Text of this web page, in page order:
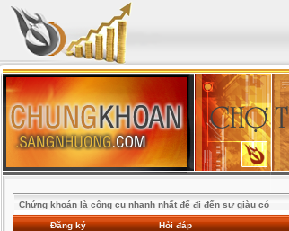
Chứng khoán là công cụ nhanh nhất để đi đến sự giàu có
Đăng ký Hỏi đáp